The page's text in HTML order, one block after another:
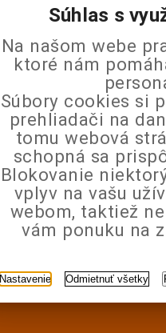
Súhlas s
Na našom webe
ktoré nám
Súbory cookies si
prehliadači na
tomu webová
schopná sa
Blokovanie
vplyv na vašu
webom, taktiež
vám ponuku na
Nastavenie Odmietnuť všetky